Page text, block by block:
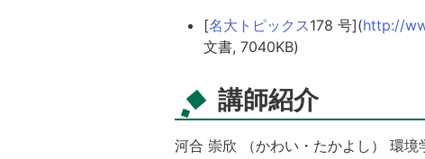
[名大トピックス178 号](http://
文書, 7040KB)
講師紹介
河合 崇欣 （かわい・たかよし） 環境